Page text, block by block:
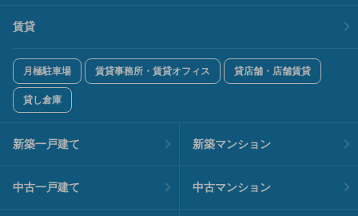
賃貸
月極駐車場 賃貸事務所・賃貸オフィス 貸店舗・店舗賃貸
貸し倉庫
新築一戸建て 新築マンション
中古一戸建て 中古マンション